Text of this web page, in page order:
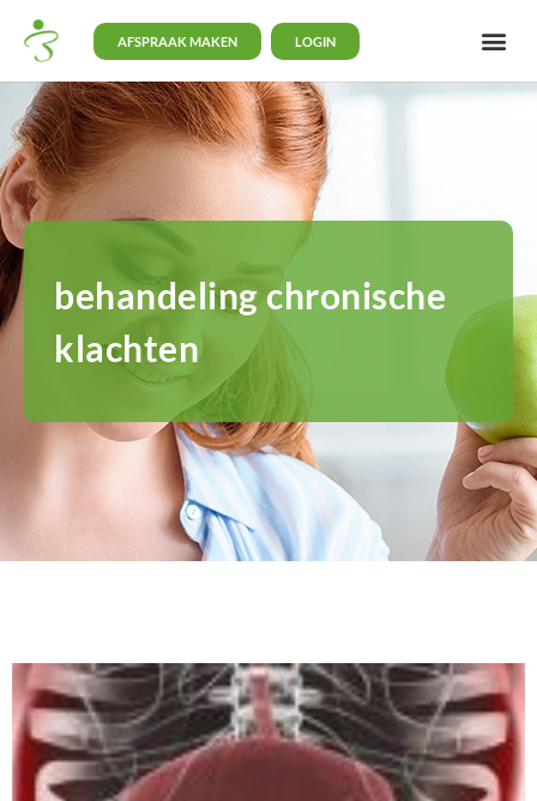
AFSPRAAK MAKEN LOGIN
behandeling chronische
klachten